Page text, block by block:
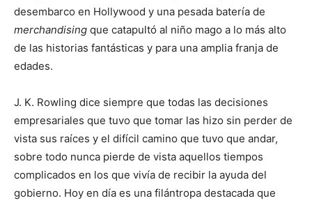
desembarco en Hollywood y una pesada batería de
merchandising que catapultó al niño mago a lo más alto
de las historias fantásticas y para una amplia franja de
edades.
J. K. Rowling dice siempre que todas las decisiones
empresariales que tuvo que tomar las hizo sin perder de
vista sus raíces y el difícil camino que tuvo que andar,
sobre todo nunca pierde de vista aquellos tiempos
complicados en los que vivía de recibir la ayuda del
gobierno. Hoy en día es una filántropa destacada que